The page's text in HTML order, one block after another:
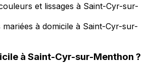
et lissages à Saint-Cyr-sur-
à domicile à Saint-Cyr-sur-
à Saint-Cyr-sur-Menthon ?